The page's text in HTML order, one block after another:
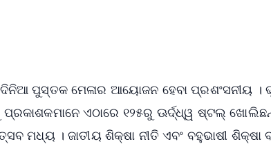
ପୁସ୍ତକ ମେଳାର ଆୟୋଜନ ହେବା ପ୍ରଶଂସନୀୟ
ଏଠାରେ ୧୨୫ରୁ ଊର୍ଦ୍ଧ୍ୱ ଷ୍ଟଲ୍
ମଧ୍ୟ । ଜାତୀୟ ଶିକ୍ଷା ନୀତି ଏବଂ ବହୁଭାଷୀ